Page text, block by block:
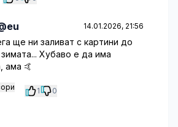
14.01.2026, 21:56
ще ни заливат с картини до
Хубаво е да има
ама 🤙
1 0